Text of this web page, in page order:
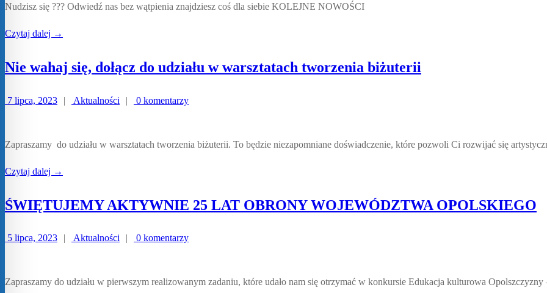
Nudzisz się ??? Odwiedź nas bez wątpienia znajdziesz coś dla siebie KOLEJNE NOWOŚCI
Czytaj dalej →
Nie wahaj się, dołącz do udziału w warsztatach tworzenia biżuterii
7 lipca, 2023 | Aktualności | 0 komentarzy
Zapraszamy do udziału w warsztatach tworzenia biżuterii. To będzie niezapomniane doświadczenie, które pozwoli Ci rozwijać się
Czytaj dalej →
ŚWIĘTUJEMY AKTYWNIE 25 LAT OBRONY WOJEWÓDZTWA OPOLSKIEGO
5 lipca, 2023 | Aktualności | 0 komentarzy
Zapraszamy do udziału w pierwszym realizowanym zadaniu, które udało nam się otrzymać w konkursie Edukacja kulturowa